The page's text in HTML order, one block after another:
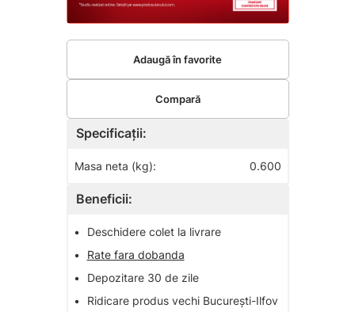
Specificații:
Masa neta (kg): 0.600
Beneficii:
•
Deschidere colet la livrare
•
Rate fara dobanda
•
Depozitare 30 de zile
•
Ridicare produs vechi București-Ilfov
Adaugă în favorite
Compară